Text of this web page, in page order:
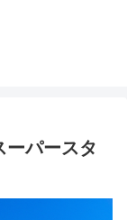
ーパースタ